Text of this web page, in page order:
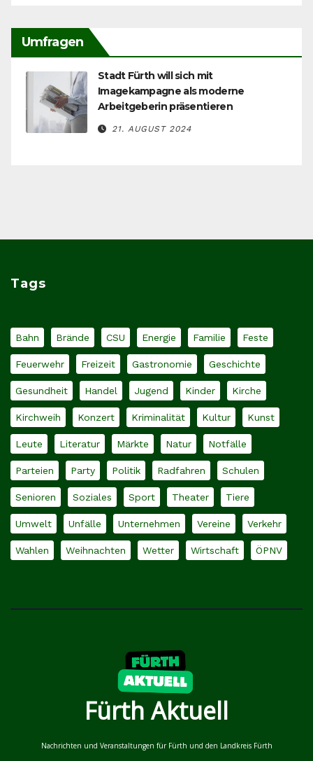
Umfragen
Stadt Fürth will sich mit
Imagekampagne als moderne
Arbeitgeberin präsentieren
21. AUGUST 2024
Tags
Bahn Brände CSU Energie Familie Feste
Feuerwehr Freizeit Gastronomie Geschichte
Gesundheit Handel Jugend Kinder Kirche
Kirchweih Konzert Kriminalität Kultur Kunst
Leute Literatur Märkte Natur Notfälle
Parteien Party Politik Radfahren Schulen
Senioren Soziales Sport Theater Tiere
Umwelt Unfälle Unternehmen Vereine Verkehr
Wahlen Weihnachten Wetter Wirtschaft ÖPNV
Fürth Aktuell
Nachrichten und Veranstaltungen für Fürth und den Landkreis Fürth